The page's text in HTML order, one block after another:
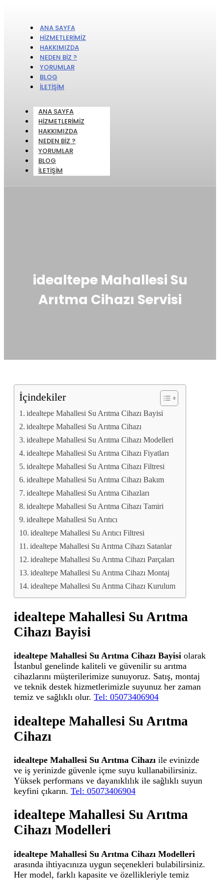
ANA SAYFA
HIZMETLERIMIZ
HAKKIMIZDA
NEDEN BIZ ?
YORUMLAR
BLOG
İLETIŞIM
ANA SAYFA
HIZMETLERIMIZ
HAKKIMIZDA
NEDEN BIZ ?
YORUMLAR
BLOG
İLETIŞIM
idealtepe Mahallesi Su
Arıtma Cihazı Servisi
İçindekiler
idealtepe Mahallesi Su Arıtma Cihazı Bayisi
idealtepe Mahallesi Su Arıtma Cihazı
idealtepe Mahallesi Su Arıtma Cihazı Modelleri
idealtepe Mahallesi Su Arıtma Cihazı Fiyatları
idealtepe Mahallesi Su Arıtma Cihazı Filtresi
idealtepe Mahallesi Su Arıtma Cihazı Bakım
idealtepe Mahallesi Su Arıtma Cihazları
idealtepe Mahallesi Su Arıtma Cihazı Tamiri
idealtepe Mahallesi Su Arıtıcı
idealtepe Mahallesi Su Arıtıcı Filtresi
idealtepe Mahallesi Su Arıtma Cihazı Satanlar
idealtepe Mahallesi Su Arıtma Cihazı Parçaları
idealtepe Mahallesi Su Arıtma Cihazı Montaj
idealtepe Mahallesi Su Arıtma Cihazı Kurulum
idealtepe Mahallesi Su Arıtma
Cihazı Bayisi
idealtepe Mahallesi Su Arıtma Cihazı Bayisi olarak
İstanbul genelinde kaliteli ve güvenilir su arıtma
cihazlarını müşterilerimize sunuyoruz. Satış, montaj
ve teknik destek hizmetlerimizle suyunuz her zaman
temiz ve sağlıklı olur. Tel: 05073406904
idealtepe Mahallesi Su Arıtma
Cihazı
idealtepe Mahallesi Su Arıtma Cihazı ile evinizde
ve iş yerinizde güvenle içme suyu kullanabilirsiniz.
Yüksek performans ve dayanıklılık ile sağlıklı suyun
keyfini çıkarın. Tel: 05073406904
idealtepe Mahallesi Su Arıtma
Cihazı Modelleri
idealtepe Mahallesi Su Arıtma Cihazı Modelleri
arasında ihtiyacınıza uygun seçenekleri bulabilirsiniz.
Her model, farklı kapasite ve özellikleriyle temiz